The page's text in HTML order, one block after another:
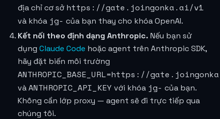
địa chỉ cơ sở https://gate.joingonka.ai/v1
và khóa jg- của bạn thay cho khóa OpenAI.
Kết nối theo định dạng Anthropic. Nếu bạn sử
dụng Claude Code hoặc agent trên Anthropic SDK,
hãy đặt biến môi trường
ANTHROPIC_BASE_URL=https://
vàANTHROPIC_API_KEY với khóa jg- của bạn.
Không cần lớp proxy — agent sẽ đi trực tiếp qua
chúng tôi.